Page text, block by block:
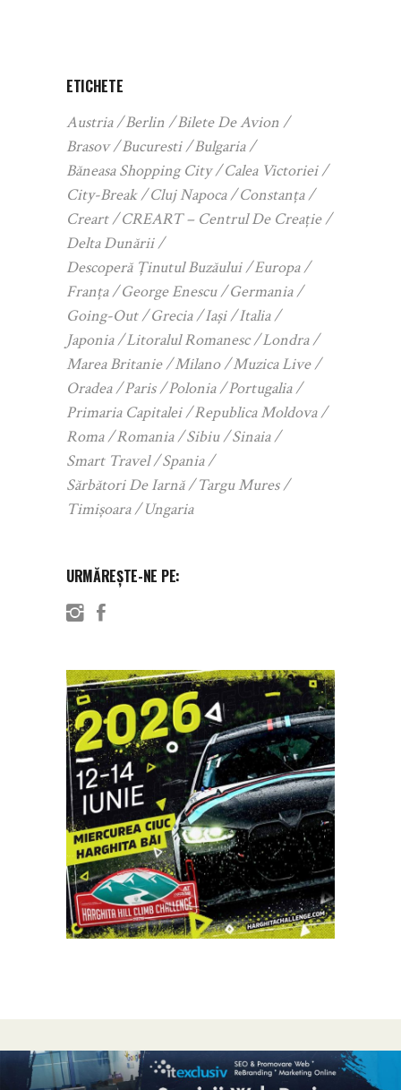
ETICHETE
Austria Berlin
Bilete De Avion
Brasov
Bucuresti
Bulgaria
Băneasa Shopping City
Calea Victoriei
City-Break
Cluj Napoca
Constanța
Creart
CREART – Centrul De Creație
Delta Dunării
Descoperă Ținutul Buzăului
Europa
Franța
George Enescu
Germania
Going-Out
Grecia Iași
Italia
Japonia
Litoralul Romanesc
Londra
Marea Britanie
Milano
Muzica Live
Oradea
Paris Polonia
Portugalia
Primaria Capitalei
Republica Moldova
Roma
Romania Sibiu
Sinaia
Smart Travel
Spania
Sărbători De Iarnă
Targu Mures
Timișoara
Ungaria
URMĂREȘTE-NE PE: